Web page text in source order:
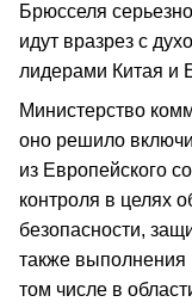
Брюсселя
идут вразрез с
лидерами Китая и
Министерство
оно решило
из Европейского
контроля в целях
безопасности,
также выполнения
том числе в